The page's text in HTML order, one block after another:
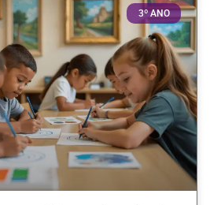
3º ANO